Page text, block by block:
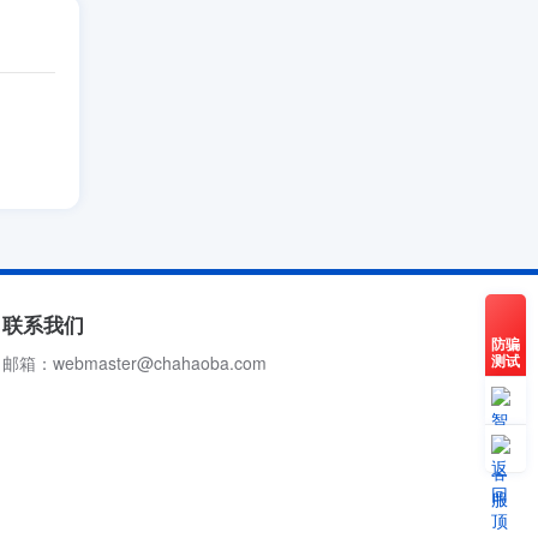
联系我们
邮箱：webmaster@chahaoba.com
防骗
测试